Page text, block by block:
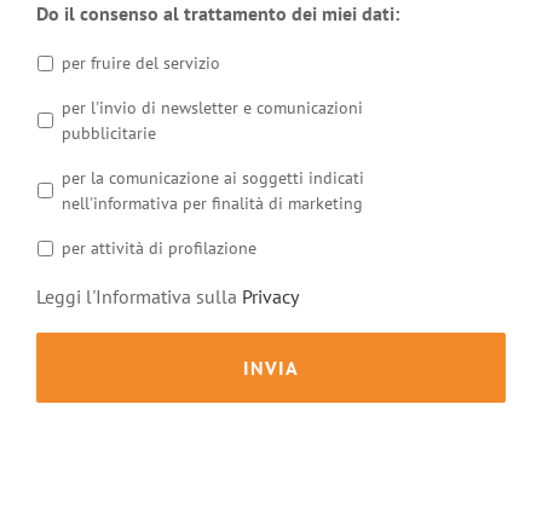
Do il consenso al trattamento dei miei dati:
per fruire del servizio
per l'invio di newsletter e comunicazioni
pubblicitarie
per la comunicazione ai soggetti indicati
nell'informativa per finalità di marketing
per attività di profilazione
Leggi l'Informativa sulla Privacy